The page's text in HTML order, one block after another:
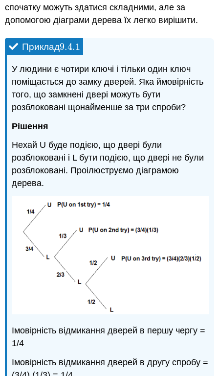
спочатку можуть здатися складними, але за
допомогою діаграми дерева їх легко вирішити.
Приклад9.4.1
9.4.1
У людини є чотири ключі і тільки один ключ
поміщається до замку дверей. Яка ймовірність
того, що замкнені двері можуть бути
розблоковані щонайменше за три спроби?
Рішення
Нехай U буде подією, що двері були
розблоковані і L бути подією, що двері не були
розблоковані. Проілюструємо діаграмою
дерева.
Імовірність відмикання дверей в першу чергу =
1/4
Імовірність відмикання дверей в другу спробу =